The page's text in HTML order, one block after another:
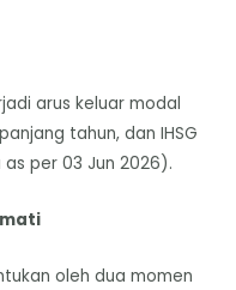
arus keluar modal
tahun, dan IHSG
per 03 Jun 2026).
oleh dua momen